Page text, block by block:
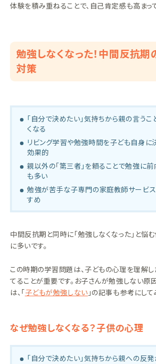
体験を積み重ねることで、自己肯定感も高まっ
勉強しなくなった！中間反抗期
対策
「自分で決めたい」気持ちから親の言う
くなる
リビング学習や勉強時間を子ども自身に
効果的
親以外の「第三者」を頼ることで勉強に
も多い
勉強が苦手な子専門の家庭教師サービ
すめ
中間反抗期と同時に「勉強しなくなった」と悩
に多いです。
この時期の学習問題は、子どもの心理を理解
てることが重要です。お子さんが勉強しない原
は、「子どもが勉強しない 」の記事も参考にして
なぜ勉強しなくなる？子供の心理
「自分で決めたい」気持ちから親への反